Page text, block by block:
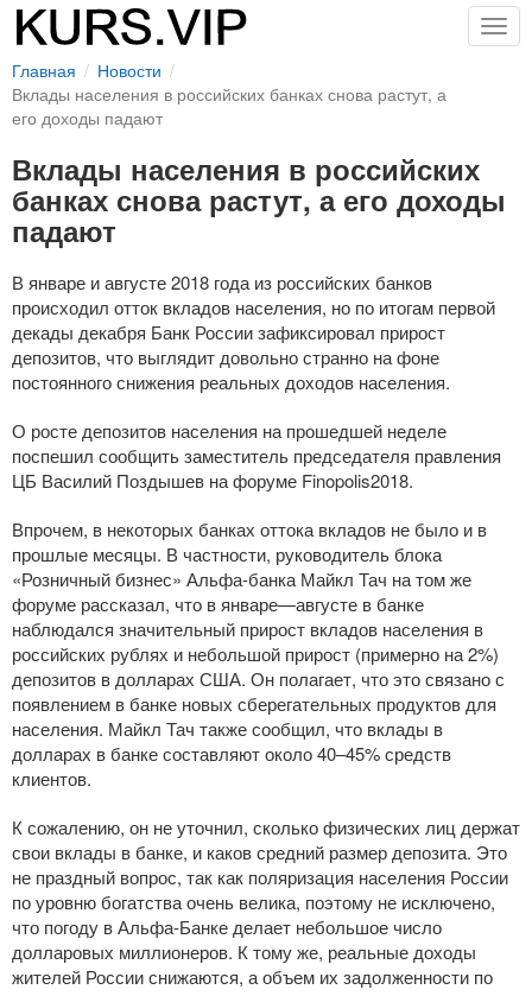
Главная
Новости
Вклады населения в российских банках снова растут, а
его доходы падают
Вклады населения в российских
банках снова растут, а его доходы
падают
В январе и августе 2018 года из российских банков
происходил отток вкладов населения, но по итогам первой
декады декабря Банк России зафиксировал прирост
депозитов, что выглядит довольно странно на фоне
постоянного снижения реальных доходов населения.
О росте депозитов населения на прошедшей неделе
поспешил сообщить заместитель председателя правления
ЦБ Василий Поздышев на форуме Finopolis2018.
Впрочем, в некоторых банках оттока вкладов не было и в
прошлые месяцы. В частности, руководитель блока
«Розничный бизнес» Альфа-банка Майкл Тач на том же
форуме рассказал, что в январе—августе в банке
наблюдался значительный прирост вкладов населения в
российских рублях и небольшой прирост (примерно на 2%)
депозитов в долларах США. Он полагает, что это связано с
появлением в банке новых сберегательных продуктов для
населения. Майкл Тач также сообщил, что вклады в
долларах в банке составляют около 40–45% средств
клиентов.
К сожалению, он не уточнил, сколько физических лиц держат
свои вклады в банке, и каков средний размер депозита. Это
не праздный вопрос, так как поляризация населения России
по уровню богатства очень велика, поэтому не исключено,
что погоду вАльфа-Банке делает небольшое число
долларовых миллионеров. К тому же, реальные доходы
жителей России снижаются, а объем их задолженности по